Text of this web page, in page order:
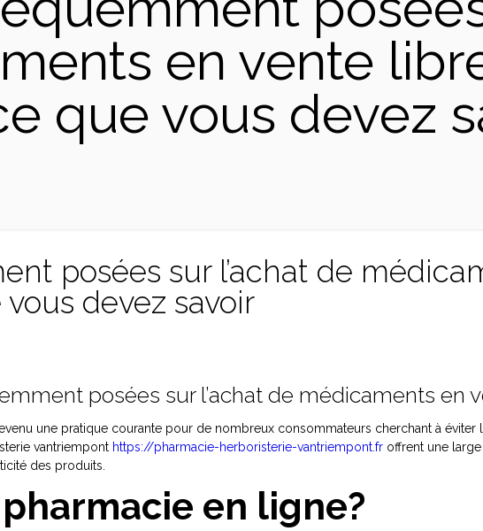
en vente
que vous devez
posées sur l’achat de
devez savoir
posées sur l’achat de médicaments en
une pratique courante pour de nombreux consommateurs cherchant à
vantriempont https://pharmacie-herboristerie-vantriempont.fr offrent une
des produits.
pharmacie en ligne?